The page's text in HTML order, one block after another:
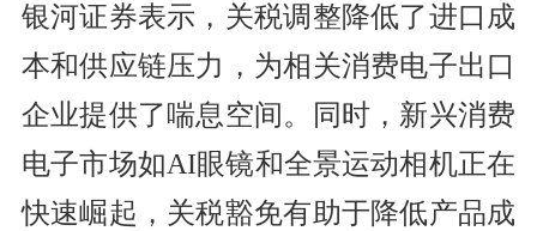
银河证券表示，关税调整降低了进口成
本和供应链压力，为相关消费电子出口
企业提供了喘息空间。同时，新兴消费
电子市场如AI眼镜和全景运动相机正在
快速崛起，关税豁免有助于降低产品成